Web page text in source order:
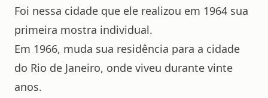
Foi nessa cidade que ele realizou em 1964 sua
primeira mostra individual.
Em 1966, muda sua residência para a cidade
do Rio de Janeiro, onde viveu durante vinte
anos.